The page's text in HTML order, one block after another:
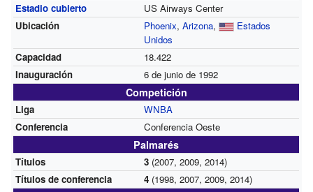
Estadio cubierto
US Airways Center
Ubicación
Phoenix, Arizona,
Estados
Unidos
Capacidad
18.422
Inauguración
6 de junio de 1992
Competición
Liga
WNBA
Conferencia
Conferencia Oeste
Palmarés
Títulos 3(2007, 2009, 2014)
Títulos de conferencia
4(1998, 2007, 2009, 2014)